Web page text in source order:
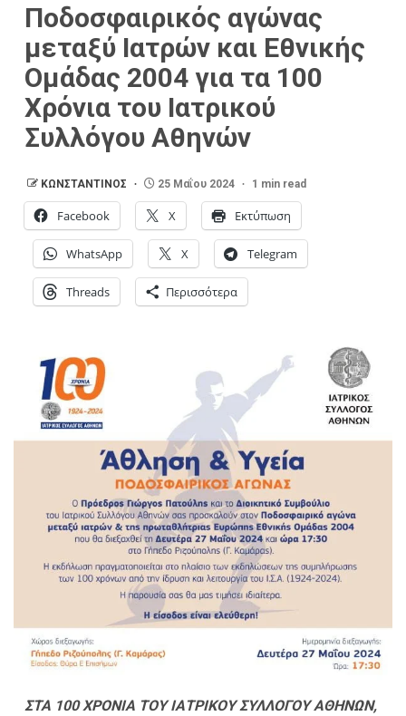
Ποδοσφαιρικός αγώνας
μεταξύ Ιατρών και Εθνικής
Ομάδας 2004 για τα 100
Χρόνια του Ιατρικού
Συλλόγου Αθηνών
ΚΩΝΣΤΑΝΤΙΝΟΣ 25 Μαΐου 2024 1 min read
Facebook X Εκτύπωση
WhatsApp X Telegram
Threads Περισσότερα
ΣΤΑ 100 ΧΡΟΝΙΑ ΤΟΥ ΙΑΤΡΙΚΟΥ ΣΥΛΛΟΓΟΥ ΑΘΗΝΩΝ,